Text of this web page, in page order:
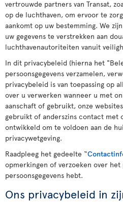
vertrouwde partners van Transat,
op de luchthaven, om ervoor te
aankomt op uw bestemming. We
uw gegevens te verstrekken aan
luchthavenautoriteiten vanuit
In dit privacybeleid (hierna het
persoonsgegevens verzamelen,
privacybeleid is van toepassing op
over u verwerken wanneer u met
aanschaft of gebruikt, onze
gebruikt of anderszins contact met
ontwikkeld om te voldoen aan de
privacywetgeving.
Raadpleeg het gedeelte “
opmerkingen of verzoeken over
persoonsgegevens hebt.
Ons privacybeleid in